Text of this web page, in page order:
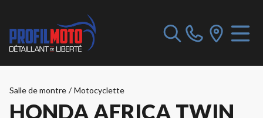
Salle de montre / Motocyclette
HONDA AFRICA TWIN